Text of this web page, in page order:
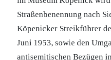
Straßenbenennung nach
Köpenicker Streikführer
Juni 1953, sowie den
antisemitischen Bezügen